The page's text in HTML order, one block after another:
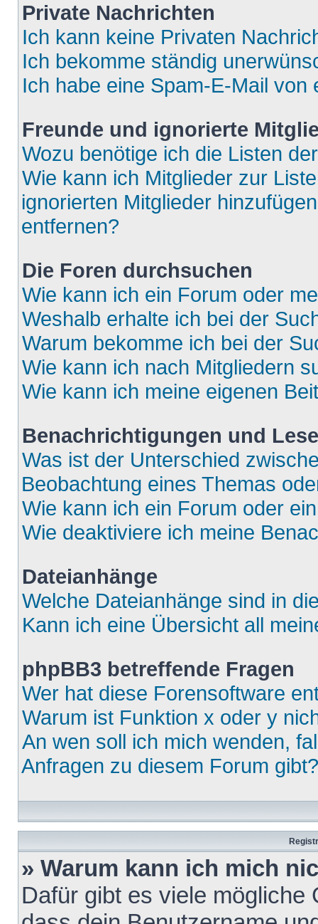
Private Nachrichten
Ich kann keine Privaten
Ich bekomme ständig
Ich habe eine Spam-E-Mail
Freunde und ignorierte
Wozu benötige ich die Listen
Wie kann ich Mitglieder zur
ignorierten Mitglieder
entfernen?
Die Foren durchsuchen
Wie kann ich ein Forum oder
Weshalb erhalte ich bei der
Warum bekomme ich bei der
Wie kann ich nach Mitgliedern
Wie kann ich meine eigenen
Benachrichtigungen und
Was ist der Unterschied
Beobachtung eines Themas
Wie kann ich ein Forum oder
Wie deaktiviere ich meine
Dateianhänge
Welche Dateianhänge sind in
Kann ich eine Übersicht all
phpBB3 betreffende Fragen
Wer hat diese Forensoftware
Warum ist Funktion x oder y
An wen soll ich mich wenden,
Anfragen zu diesem Forum gibt?
» Warum kann ich mich
Dafür gibt es viele